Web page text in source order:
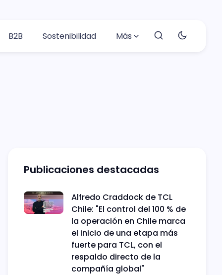
B2B Sostenibilidad Más
Publicaciones destacadas
Alfredo Craddock de TCL
Chile: "El control del 100 % de
la operación en Chile marca
el inicio de una etapa más
fuerte para TCL, con el
respaldo directo de la
compañía global"